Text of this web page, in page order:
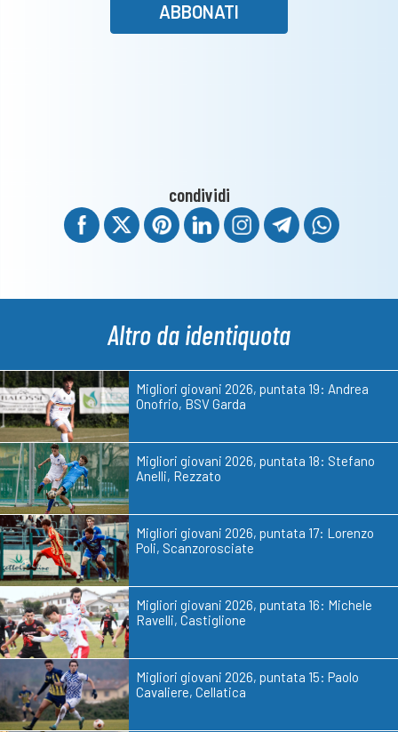
ABBONATI
condividi
Altro da identiquota
Migliori giovani 2026, puntata 19: Andrea
Onofrio, BSV Garda
Migliori giovani 2026, puntata 18: Stefano
Anelli, Rezzato
Migliori giovani 2026, puntata 17: Lorenzo
Poli, Scanzorosciate
Migliori giovani 2026, puntata 16: Michele
Ravelli, Castiglione
Migliori giovani 2026, puntata 15: Paolo
Cavaliere, Cellatica